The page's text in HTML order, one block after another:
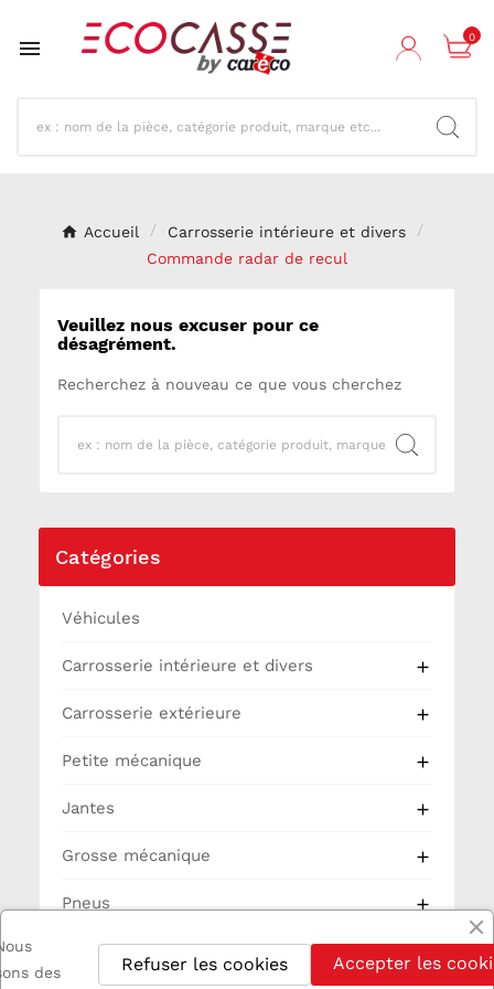
 0
Accueil
Carrosserie intérieure et divers
Commande radar de recul
Veuillez nous excuser pour ce
désagrément.
Recherchez à nouveau ce que vous cherchez
Catégories
Véhicules
Carrosserie intérieure et divers 
Carrosserie extérieure 
Petite mécanique 
Jantes 
Grosse mécanique 
Pneus 
Partie Cycle
des
Accepter les
Refuser les cookies